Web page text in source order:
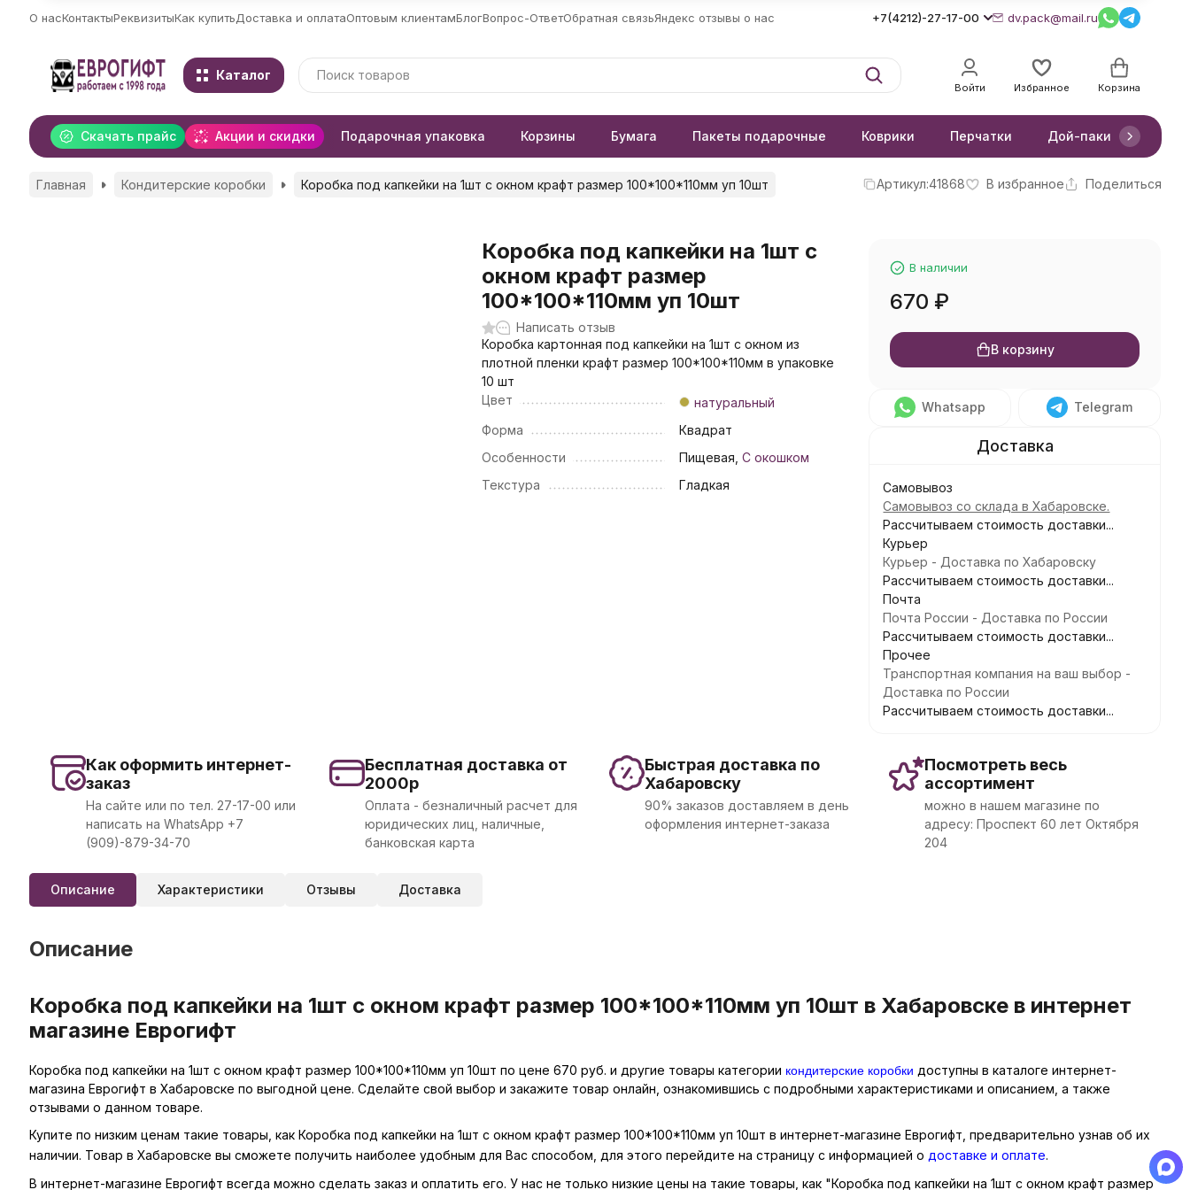
О насКонтактыРеквизитыКак купитьДоставка и оплатаОптовым клиентамБлогВопрос-ОтветОбратная связьЯндекс отзывы о нас +7(4212)-27-17-00 dv.pack@mail.ru
Каталог
Войти Избранное Корзина
Скачать прайс Акции и скидки Подарочная упаковка Корзины Бумага Пакеты подарочные Коврики Перчатки Дой-паки
Главная Кондитерские коробки Коробка под капкейки на 1шт с окном крафт размер 100*100*110мм уп 10шт Артикул:41868 В избранное Поделиться
Коробка под капкейки на 1шт с
окном крафт размер
100*100*110мм уп 10шт
Написать отзыв
Коробка картонная под капкейки на 1шт с окном из
плотной пленки крафт размер 100*100*110мм в упаковке
10 шт
Цвет
натуральный
Форма
Квадрат
Особенности
Пищевая, С окошком
Текстура
Гладкая
В наличии
670 ₽
В корзину
Whatsapp Telegram
Самовывоз
Самовывоз со склада в Хабаровске.
Рассчитываем стоимость доставки...
Курьер
Курьер - Доставка по Хабаровску
Рассчитываем стоимость доставки...
Почта
Почта России - Доставка по России
Рассчитываем стоимость доставки...
Прочее
Транспортная компания на ваш выбор -
Доставка по России
Рассчитываем стоимость доставки...
Как оформить интернет-
заказ
На сайте или по тел. 27-17-00 или
написать на WhatsApp +7
(909)-879-34-70
Бесплатная доставка от
2000р
Оплата - безналичный расчет для
юридических лиц, наличные,
банковская карта
Быстрая доставка по
Хабаровску
90% заказов доставляем в день
оформления интернет-заказа
Посмотреть весь
ассортимент
можно в нашем магазине по
адресу: Проспект 60 лет Октября
204
Описание Характеристики Отзывы Доставка
Описание
Коробка под капкейки на 1шт с окном крафт размер 100*100*110мм уп 10шт в Хабаровске в интернет
магазине Еврогифт
Коробка под капкейки на 1шт с окном крафт размер 100*100*110мм уп 10шт по цене 670 руб. и другие товары категории кондитерские коробки доступны в каталоге интернет-
магазина Еврогифт в Хабаровске по выгодной цене. Сделайте свой выбор и закажите товар онлайн, ознакомившись с подробными характеристиками и описанием, а также
отзывами о данном товаре.
Купите по низким ценам такие товары, как Коробка под капкейки на 1шт с окном крафт размер 100*100*110мм уп 10шт в интернет-магазине Еврогифт, предварительно узнав об их
наличии. Товар в Хабаровске вы сможете получить наиболее удобным для Вас способом, для этого перейдите на страницу с информацией о доставке и оплате.
В интернет-магазине Еврогифт всегда можно сделать заказ и оплатить его. У нас не только низкие цены на такие товары, как "Коробка под капкейки на 1шт с окном крафт размер